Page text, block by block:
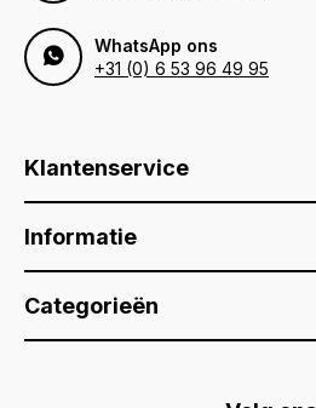
WhatsApp ons
+31 (0) 6 53 96 49 95
Klantenservice
Informatie
Categorieën